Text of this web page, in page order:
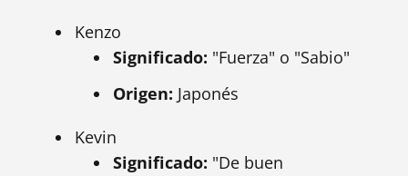
Kenzo
Significado: "Fuerza" o "Sabio"
Origen: Japonés
Kevin
Significado: "De buen